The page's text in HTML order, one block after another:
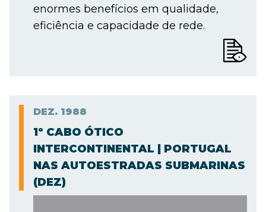
enormes benefícios em qualidade,
eficiência e capacidade de rede.
DEZ. 1988
1º CABO ÓTICO
INTERCONTINENTAL | PORTUGAL
NAS AUTOESTRADAS SUBMARINAS
(DEZ)